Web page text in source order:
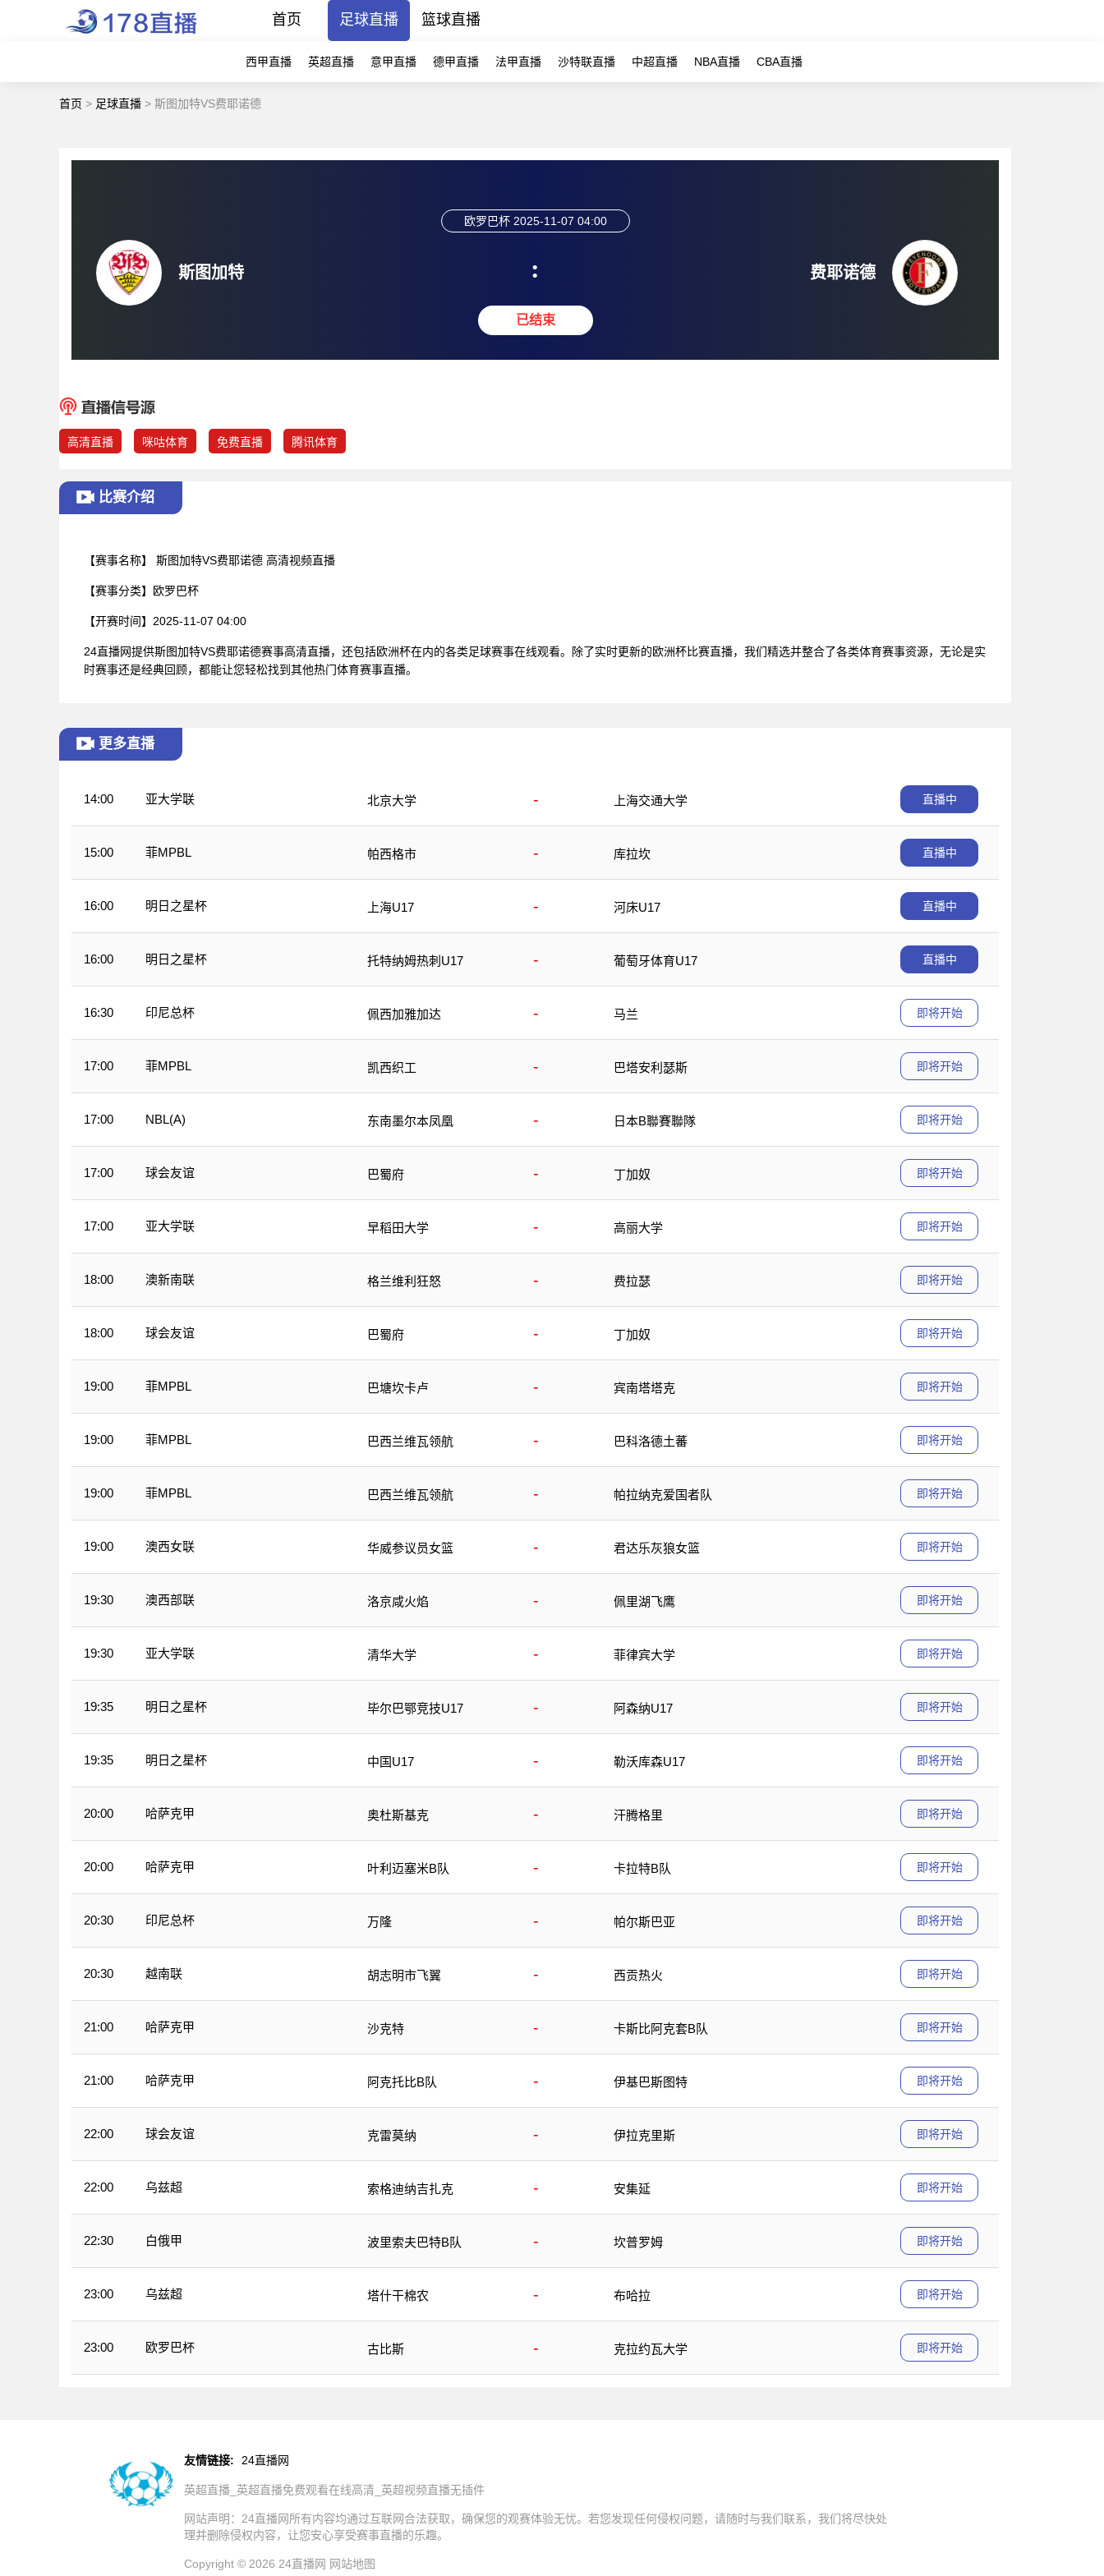
首页 足球直播 篮球直播
西甲直播 英超直播 意甲直播 德甲直播 法甲直播 沙特联直播 中超直播 NBA直播 CBA直播
首页 > 足球直播 > 斯图加特VS费耶诺德
斯图加特
欧罗巴杯 2025-11-07 04:00
:
已结束
费耶诺德
高清直播 咪咕体育 免费直播 腾讯体育
比赛介绍
【赛事名称】 斯图加特VS费耶诺德 高清视频直播
【赛事分类】 欧罗巴杯
【开赛时间】 2025-11-07 04:00
24直播网提供斯图加特VS费耶诺德赛事高清直播，还包括欧洲杯在内的各类足球赛事在线观看。除了实时更新的欧洲杯比赛直播，我们精选并整合了各类体育赛事资源，无论是实
时赛事还是经典回顾，都能让您轻松找到其他热门体育赛事直播。
更多直播
14:00 亚大学联 北京大学 - 上海交通大学 直播中
15:00 菲MPBL 帕西格市 - 库拉坎 直播中
16:00 明日之星杯 上海U17 - 河床U17 直播中
16:00 明日之星杯 托特纳姆热刺U17 - 葡萄牙体育U17 直播中
16:30 印尼总杯 佩西加雅加达 - 马兰 即将开始
17:00 菲MPBL 凯西织工 - 巴塔安利瑟斯 即将开始
17:00 NBL(A) 东南墨尔本凤凰 - 日本B聯賽聯隊 即将开始
17:00 球会友谊 巴蜀府 - 丁加奴 即将开始
17:00 亚大学联 早稻田大学 - 高丽大学 即将开始
18:00 澳新南联 格兰维利狂怒 - 费拉瑟 即将开始
18:00 球会友谊 巴蜀府 - 丁加奴 即将开始
19:00 菲MPBL 巴塘坎卡卢 - 宾南塔塔克 即将开始
19:00 菲MPBL 巴西兰维瓦领航 - 巴科洛德土蕃 即将开始
19:00 菲MPBL 巴西兰维瓦领航 - 帕拉纳克爱国者队 即将开始
19:00 澳西女联 华威参议员女篮 - 君达乐灰狼女篮 即将开始
19:30 澳西部联 洛京咸火焰 - 佩里湖飞鹰 即将开始
19:30 亚大学联 清华大学 - 菲律宾大学 即将开始
19:35 明日之星杯 毕尔巴鄂竞技U17 - 阿森纳U17 即将开始
19:35 明日之星杯 中国U17 - 勒沃库森U17 即将开始
20:00 哈萨克甲 奥杜斯基克 - 汗腾格里 即将开始
20:00 哈萨克甲 叶利迈塞米B队 - 卡拉特B队 即将开始
20:30 印尼总杯 万隆 - 帕尔斯巴亚 即将开始
20:30 越南联 胡志明市飞翼 - 西贡热火 即将开始
21:00 哈萨克甲 沙克特 - 卡斯比阿克套B队 即将开始
21:00 哈萨克甲 阿克托比B队 - 伊基巴斯图特 即将开始
22:00 球会友谊 克雷莫纳 - 伊拉克里斯 即将开始
22:00 乌兹超 索格迪纳吉扎克 - 安集延 即将开始
22:30 白俄甲 波里索夫巴特B队 - 坎普罗姆 即将开始
23:00 乌兹超 塔什干棉农 - 布哈拉 即将开始
23:00 欧罗巴杯 古比斯 - 克拉约瓦大学 即将开始
友情链接: 24直播网
英超直播_英超直播免费观看在线高清_英超视频直播无插件
网站声明：24直播网所有内容均通过互联网合法获取，确保您的观赛体验无忧。若您发现任何侵权问题，请随时与我们联系，我们将尽快处
理并删除侵权内容，让您安心享受赛事直播的乐趣。
Copyright © 2026 24直播网 网站地图